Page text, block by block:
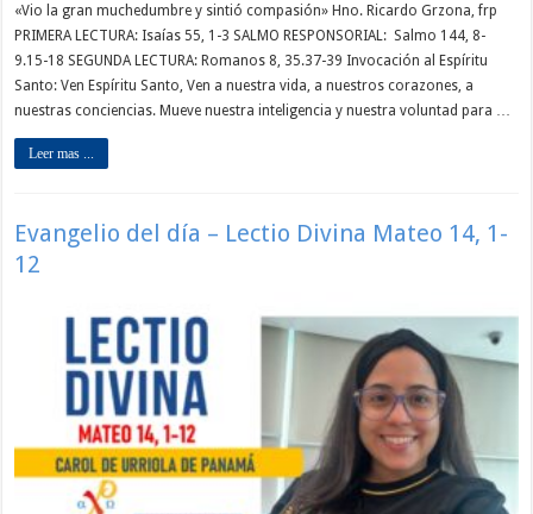
«Vio la gran muchedumbre y sintió compasión» Hno. Ricardo Grzona, frp
PRIMERA LECTURA: Isaías 55, 1-3 SALMO RESPONSORIAL: Salmo 144, 8-
9.15-18 SEGUNDA LECTURA: Romanos 8, 35.37-39 Invocación al Espíritu
Santo: Ven Espíritu Santo, Ven a nuestra vida, a nuestros corazones, a
nuestras conciencias. Mueve nuestra inteligencia y nuestra voluntad para …
Leer mas ...
Evangelio del día – Lectio Divina Mateo 14, 1-
12